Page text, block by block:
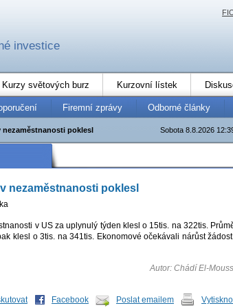
investice
Kurzy světových burz Kurzovní lístek
Firemní zprávy Odborné články
Sobota 8.8.2026
poklesl
nezaměstnanosti poklesl
v US za uplynulý týden klesl o 15tis. na 322tis.
klesl o 3tis. na 341tis. Ekonomové očekávali nárůst
Autor: Chádí El-
Facebook Poslat emailem